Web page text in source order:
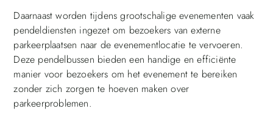
Daarnaast worden tijdens grootschalige evenementen vaak
pendeldiensten ingezet om bezoekers van externe
parkeerplaatsen naar de evenementlocatie te vervoeren.
Deze pendelbussen bieden een handige en efficiënte
manier voor bezoekers om het evenement te bereiken
zonder zich zorgen te hoeven maken over
parkeerproblemen.